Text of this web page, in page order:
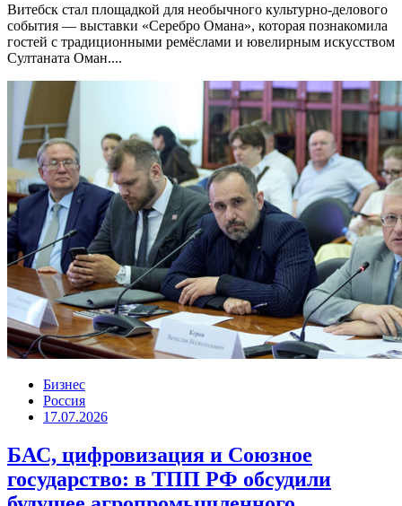
Витебск стал площадкой для необычного культурно-делового
события — выставки «Серебро Омана», которая познакомила
гостей с традиционными ремёслами и ювелирным искусством
Султаната Оман....
Бизнес
Россия
17.07.2026
БАС, цифровизация и Союзное
государство: в ТПП РФ обсудили